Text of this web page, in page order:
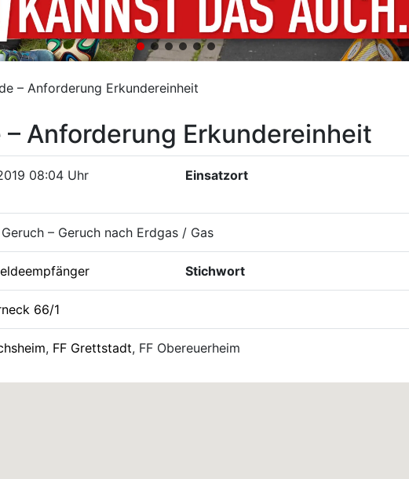
– Anforderung Erkundereinheit
Anforderung Erkundereinheit
08:04 Uhr Einsatzort
– Geruch nach Erdgas / Gas
Stichwort
66/1
, FF Grettstadt, FF Obereuerheim